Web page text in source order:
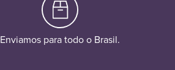
Enviamos para todo o Brasil.